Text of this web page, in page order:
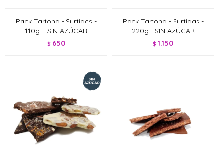
Pack Tartona - Surtidas -
110g. - SIN AZÚCAR
$ 650
Pack Tartona - Surtidas -
220g - SIN AZÚCAR
$ 1.150